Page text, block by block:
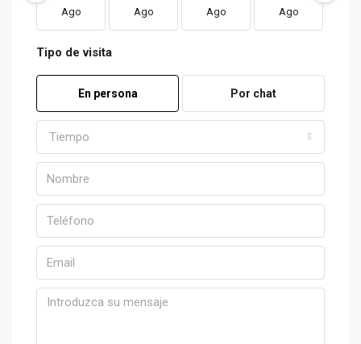
Ago Ago Ago Ago
Tipo de visita
En persona Por chat
Tiempo